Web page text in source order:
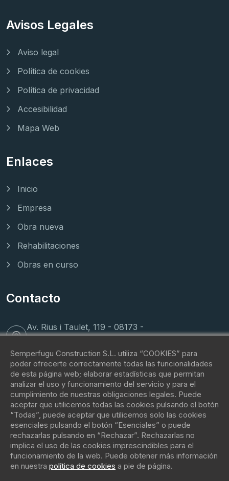
Avisos Legales
Aviso legal
Política de cookies
Política de privacidad
Accesibilidad
Mapa Web
Enlaces
Inicio
Empresa
Obra nueva
Rehabilitaciones
Obras en curso
Contacto
Av. Rius i Taulet, 119 - 08173 -
(+34) 62 088 81 42
contacto@fugu.immo
Semperfugu Construction S.L. utiliza “COOKIES” para
poder ofrecerte correctamente todas las funcionalidades
de esta página web; elaborar estadísticas que permitan
analizar el uso y funcionamiento del servicio y para el
cumplimiento de nuestras obligaciones legales. Puede
aceptar que utilicemos todas las cookies pulsando el botón
“Todas”, puede aceptar que utilicemos solo las cookies
esenciales pulsando el botón “Esenciales” o puede
rechazarlas pulsando en “Rechazar”. Rechazarlas no
implica el uso de las cookies imprescindibles para el
funcionamiento de la web. Puede obtener más información
en nuestra política de cookies a pie de página.